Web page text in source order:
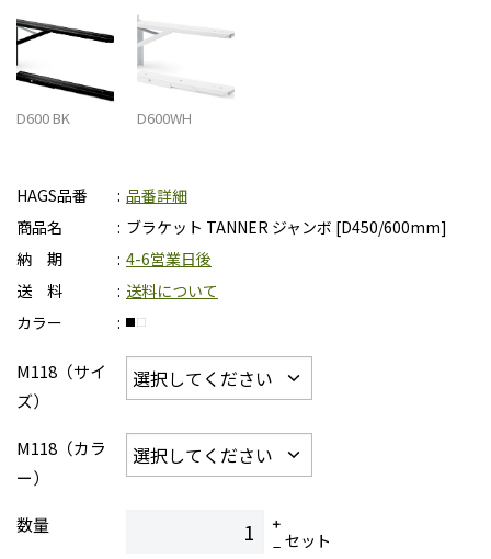
D600 BK D600WH
HAGS品番
品番詳細
商品名
ブラケット TANNER ジャンボ [D450/600mm]
納 期
4-6営業日後
送 料
送料について
カラー
M118（サイ
ズ）
M118（カラ
ー）
数量
セット